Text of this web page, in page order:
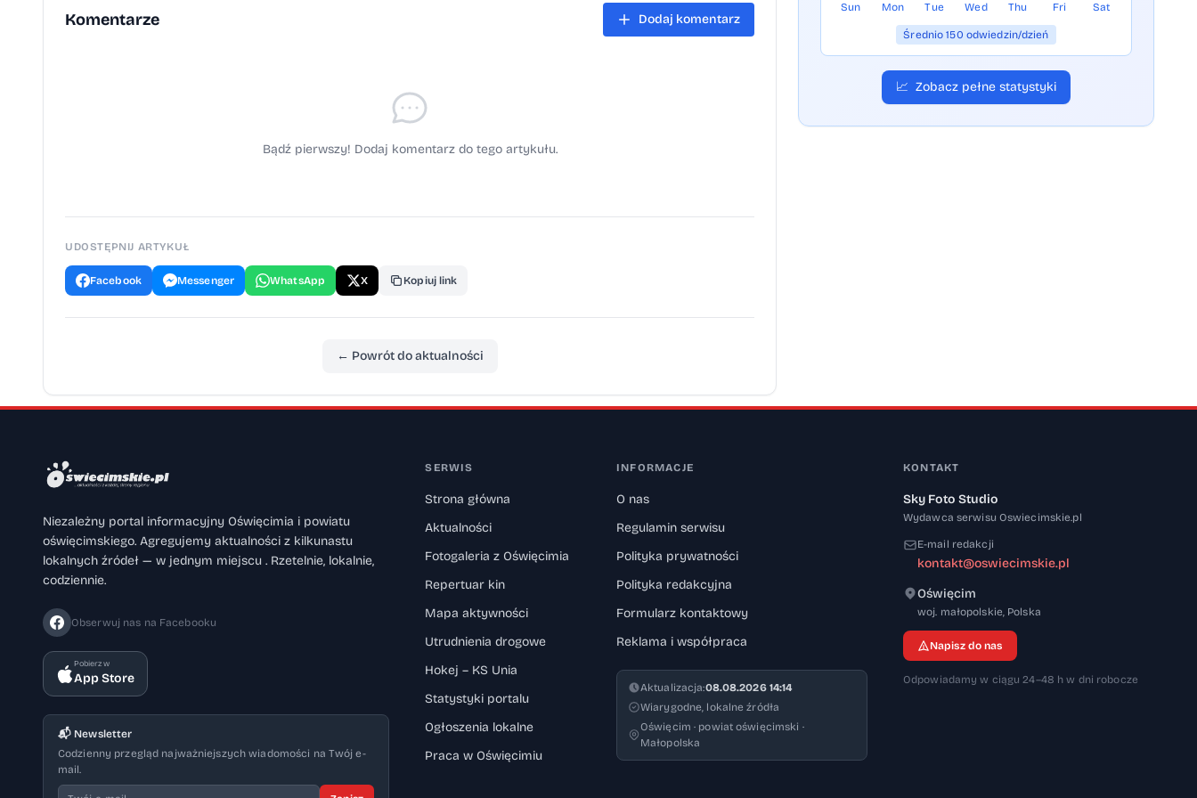
Komentarze Dodaj komentarz
Bądź pierwszy! Dodaj komentarz do tego artykułu.
UDOSTĘPNIJ ARTYKUŁ
Facebook Messenger WhatsApp X Kopiuj link
← Powrót do aktualności
Sun Mon Tue Wed Thu Fri Sat
Średnio 150 odwiedzin/dzień
📈 Zobacz pełne statystyki
Niezależny portal informacyjny Oświęcimia i powiatu
oświęcimskiego. Agregujemy aktualności z kilkunastu
lokalnych źródeł — w jednym miejscu . Rzetelnie, lokalnie,
codziennie.
Obserwuj nas na Facebooku
Pobierz w
App Store
📬 Newsletter
Codzienny przegląd najważniejszych wiadomości na Twój e-
mail.
SERWIS
Strona główna
Aktualności
Fotogaleria z Oświęcimia
Repertuar kin
Mapa aktywności
Utrudnienia drogowe
Hokej – KS Unia
Statystyki portalu
Ogłoszenia lokalne
Praca w Oświęcimiu
INFORMACJE
O nas
Regulamin serwisu
Polityka prywatności
Polityka redakcyjna
Formularz kontaktowy
Reklama i współpraca
Aktualizacja:08.08.2026 14:14
Wiarygodne, lokalne źródła
Oświęcim · powiat oświęcimski ·
Małopolska
KONTAKT
Sky Foto Studio
Wydawca serwisu Oswiecimskie.pl
E-mail redakcji
kontakt@oswiecimskie.pl
Oświęcim
woj. małopolskie, 32-600
Polska
Napisz do nas
Odpowiadamy w ciągu 24–48 h w dni robocze